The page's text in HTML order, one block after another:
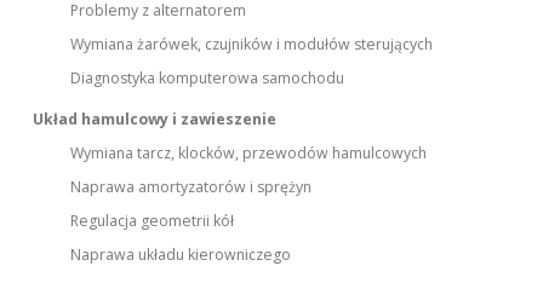
Problemy z alternatorem
Wymiana żarówek, czujników i modułów sterujących
Diagnostyka komputerowa samochodu
Układ hamulcowy i zawieszenie
Wymiana tarcz, klocków, przewodów hamulcowych
Naprawa amortyzatorów i sprężyn
Regulacja geometrii kół
Naprawa układu kierowniczego